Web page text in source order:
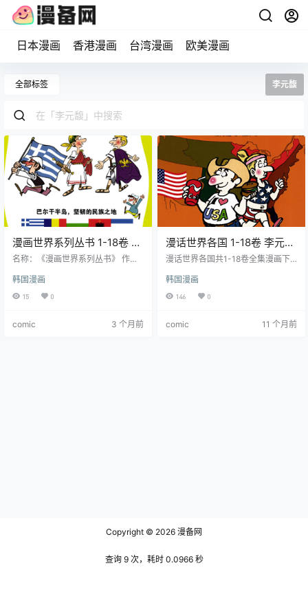
日本漫画 香港漫画 台湾漫画 欧美漫画
全部标签 李元馥
漫画世界系列丛书 1-18卷 李
元馥 漫画百度网盘下载
名称：《漫画世界系列丛书》 作
GB 语言：中文（中信） 状态：已完
结 分辨率：单页1265X965像素左右
化、社会与风土人情。丛书覆盖
韩国漫画
15 0
comic 3 个月前
漫话世界各国 1-18卷 李元馥
漫画百度网盘下载
漫话世界各国共1-18卷全集漫画下
国、意大利、荷兰、西班牙、和韩
国等多个国家的历史和文化。每册
背景和社会现状。
韩国漫画
146 0
comic 11 个月前
Copyright © 2026 漫备网
查询 9 次，耗时 0.0966 秒